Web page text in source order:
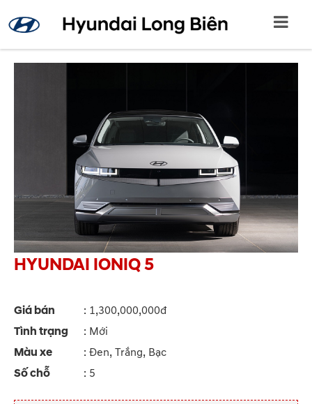
HYUNDAI IONIQ 5
Giá bán : 1,300,000,000đ
Tình trạng
: Mới
Màu xe
: Đen, Trắng, Bạc
Số chỗ
: 5